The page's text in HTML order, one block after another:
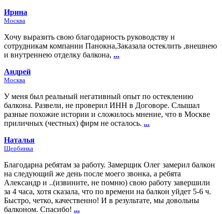
Ирина
Москва
Хочу выразить свою благодарность руководству и
сотрудникам компании Панокна,Заказала остеклить ,внешнею
и внутреннею отделку балкона, ...
Андрей
Москва
У меня был реальный негативный опыт по остеклению
балкона. Развели, не проверил ИНН в Договоре. Слышал
разные похожие истории и сложилось мнение, что в Москве
приличных (честных) фирм не осталось. ...
Наталья
Щербинка
Благодарна ребятам за работу. Замерщик Олег замерил балкон
на следующий же день после моего звонка, а ребята
Александр и ..(извините, не помню) свою работу завершили
за 4 часа, хотя сказала, что по времени на балкон уйдет 5-6 ч.
Быстро, четко, качественно! И в результате, мы довольны
балконом. Спасибо! ...